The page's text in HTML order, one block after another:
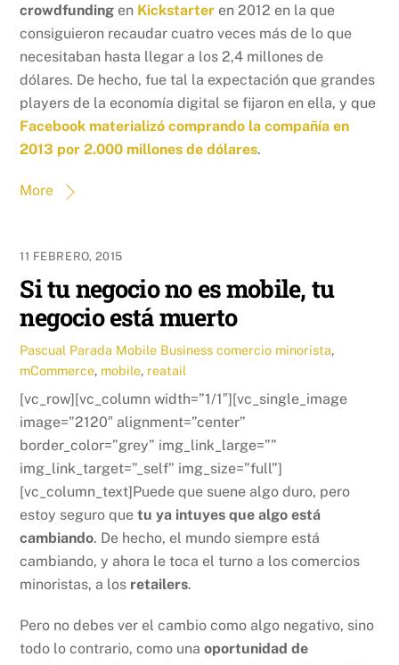
crowdfunding en Kickstarter en 2012 en la que
consiguieron recaudar cuatro veces más de lo que
necesitaban hasta llegar a los 2,4 millones de
dólares. De hecho, fue tal la expectación que grandes
players de la economía digital se fijaron en ella, y que
Facebook materializó comprando la compañía en
2013 por 2.000 millones de dólares.
More
11 FEBRERO, 2015
Si tu negocio no es mobile, tu
negocio está muerto
Pascual Parada Mobile Business comercio minorista,
mCommerce, mobile, reatail
[vc_row][vc_column width=”1/1″][vc_single_image
image=”2120″ alignment=”center”
border_color=”grey” img_link_large=””
img_link_target=”_self” img_size=”full”]
[vc_column_text]Puede que suene algo duro, pero
estoy seguro quetu ya intuyes que algo está
cambiando. De hecho, el mundo siempre está
cambiando, y ahora le toca el turno a los comercios
minoristas, a los retailers.
Pero no debes ver el cambio como algo negativo, sino
todo lo contrario, como unaoportunidad de